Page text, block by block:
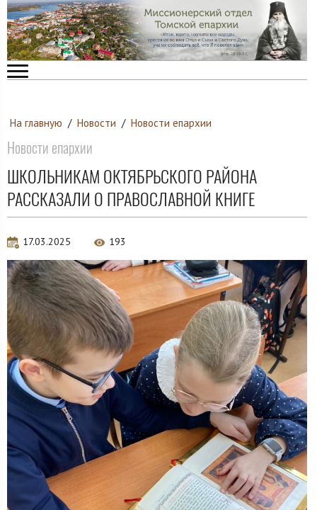
На главную / Новости / Новости епархии
Новости епархии
ШКОЛЬНИКАМ ОКТЯБРЬСКОГО РАЙОНА
РАССКАЗАЛИ О ПРАВОСЛАВНОЙ КНИГЕ
17.03.2025 193